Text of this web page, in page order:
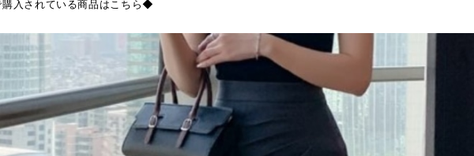
入されている商品はこちら◆